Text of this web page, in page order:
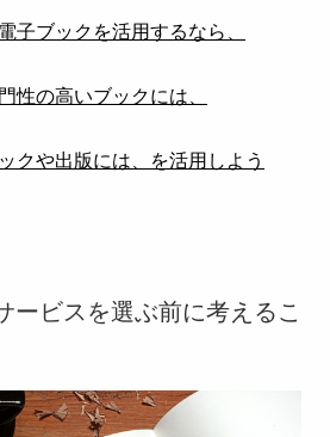
子ブックを活用するなら、
性の高いブックには、
クや出版には、を活用しよう
ービスを選ぶ前に考えるこ